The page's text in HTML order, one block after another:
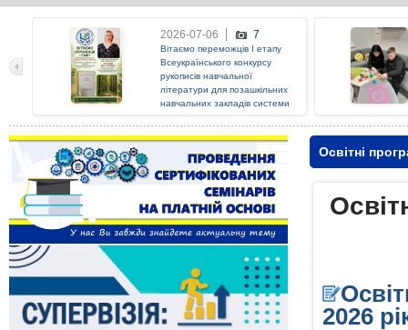
ОСТАННІ НОВИНИ:
2026-07-06 7
Вітаємо переможців І етапу
Всеукраїнського конкурсу
рукописів навчальної
літератури для позашкільних
навчальних закладів системи
Освітні
2026